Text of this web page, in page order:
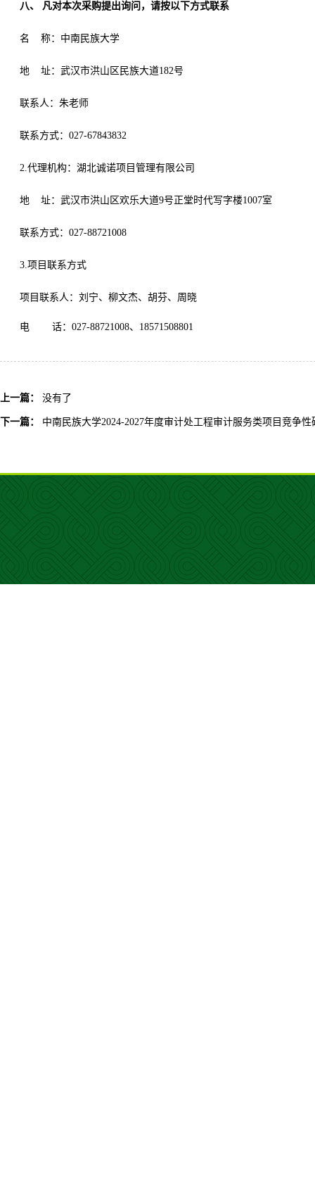
八、 凡对本次采购提出询问，请按以下方式联系
名 称： 中南民族大学
地 址：武汉市洪山区民族大道182号
联系人：朱老师
联系方式： 027-67843832
2.代理机构：湖北诚诺项目管理有限公司
地 址：武汉市洪山区欢乐大道9号正堂时代写字楼1007室
联系方式： 027-88721008
3.项目联系方式
项目联系人：刘宁、柳文杰、胡芬、周晓
电 话： 027-88721008、18571508801
上一篇： 没有了
下一篇： 中南民族大学2024-2027年度审计处工程审计服务类项目竞争性